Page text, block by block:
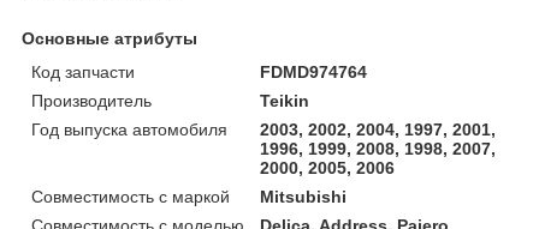
Основные атрибуты
Код запчасти
FDMD974764
Производитель
Teikin
Год выпуска автомобиля
2003, 2002, 2004, 1997, 2001,
1996, 1999, 2008, 1998, 2007,
2000, 2005, 2006
Совместимость с маркой
Mitsubishi
Совместимость с моделью
Delica, Address, Pajero